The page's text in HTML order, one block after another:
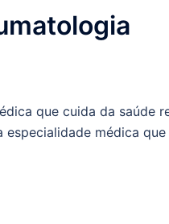
que cuida da saúde
médica